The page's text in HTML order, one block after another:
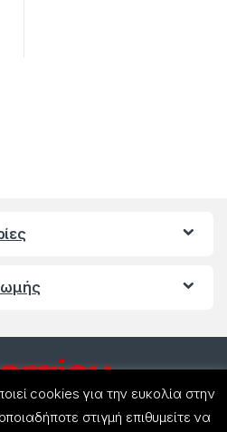
cookies για την ευκολία στην
στιγμή επιθυμείτε να